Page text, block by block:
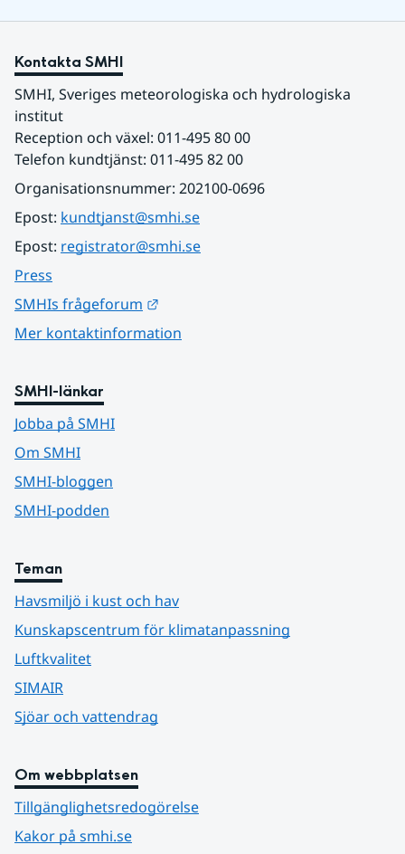
Kontakta SMHI
SMHI, Sveriges meteorologiska och hydrologiska
institut
Reception och växel: 011-495 80 00
Telefon kundtjänst: 011-495 82 00
Organisationsnummer: 202100-0696
Epost: kundtjanst@smhi.se
Epost: registrator@smhi.se
Press
SMHIs frågeforum
Mer kontaktinformation
SMHI-länkar
Jobba på SMHI
Om SMHI
SMHI-bloggen
SMHI-podden
Teman
Havsmiljö i kust och hav
Kunskapscentrum för klimatanpassning
Luftkvalitet
SIMAIR
Sjöar och vattendrag
Om webbplatsen
Tillgänglighetsredogörelse
Kakor på smhi.se